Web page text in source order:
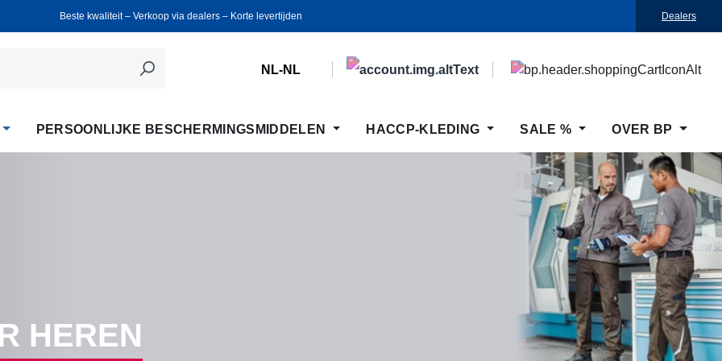
Beste kwaliteit ‒ Verkoop via dealers ‒ Korte levertijden Dealers
NL-NL
PERSOONLIJKE BESCHERMINGSMIDDELEN HACCP-KLEDING SALE % OVER BP
HEREN